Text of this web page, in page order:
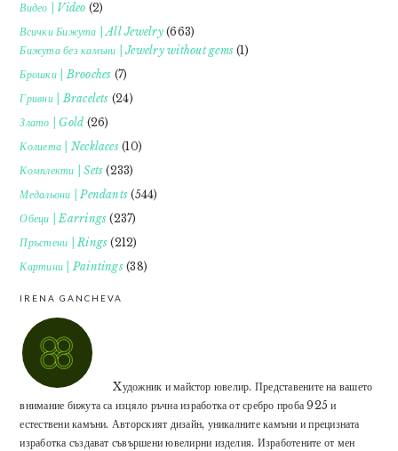
Видео | Video (2)
Всички Бижута | All Jewelry(663)
Бижута без камъни | Jewelry without gems (1)
Брошки | Brooches (7)
Гривни | Bracelets (24)
Злато | Gold (26)
Колиета | Necklaces(10)
Комплекти | Sets (233)
Медальони | Pendants (544)
Обеци | Earrings (237)
Пръстени | Rings (212)
Картини | Paintings(38)
IRENA GANCHEVA
Xудожник и майстор ювелир. Представените на вашето
внимание бижута са изцяло ръчна изработка от сребро проба 925 и
естествени камъни. Авторският дизайн, уникалните камъни и прецизната
изработка създават съвършени ювелирни изделия. Изработените от мен